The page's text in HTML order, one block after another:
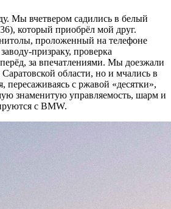
Мы вчетвером садились в белый
который приобрёл мой друг.
проложенный на телефоне
призраку, проверка
за впечатлениями. Мы доезжали
области, но и мчались в
пересаживаясь с ржавой «десятки»,
знаменитую управляемость, шарм и
с BMW.